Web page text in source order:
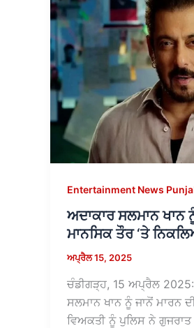
Entertainment News
ਅਦਾਕਾਰ ਸਲਮਾਨ ਖਾਨ
ਮਾਨਸਿਕ ਤੌਰ ‘ਤੇ
ਅਪ੍ਰੈਲ 15, 2025
ਚੰਡੀਗੜ੍ਹ, 15 ਅਪ੍ਰੈਲ 2025:
ਸਲਮਾਨ ਖਾਨ ਨੂੰ ਜਾਨੋਂ ਮਾਰਨ
ਵਿਅਕਤੀ ਨੂੰ ਪੁਲਿਸ ਨੇ